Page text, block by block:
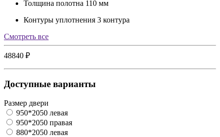
Толщина полотна 110 мм
Контуры уплотнения 3 контура
Cмотреть все
48840 ₽
Доступные варианты
Размер двери
950*2050 левая
950*2050 правая
880*2050 левая